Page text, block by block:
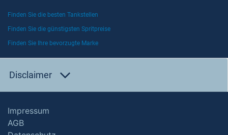
Finden Sie die besten Tankstellen
Finden Sie die günstigsten Spritpreise
Finden Sie Ihre bevorzugte Marke
Disclaimer
Impressum
AGB